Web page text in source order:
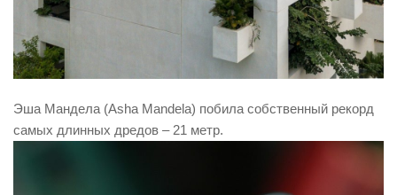
Эша Мандела (Asha Mandela) побила собственный рекорд
самых длинных дредов – 21 метр.